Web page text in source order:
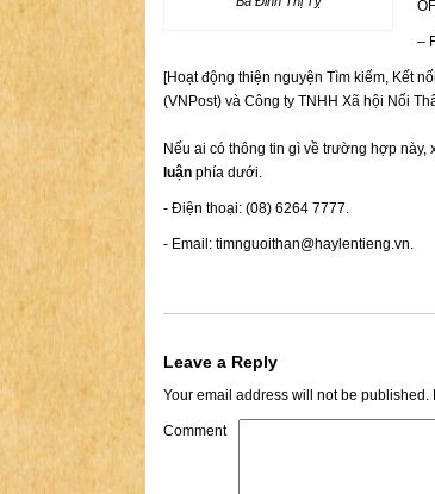
–
[Hoạt động thiện nguyện Tìm kiếm, Kết
(VNPost) và Công ty TNHH Xã hội Nối
Nếu ai có thông tin gì về trường hợp
luận phía dưới.
- Điện thoại: (08) 6264 7777.
- Email: timnguoithan@haylentieng.vn.
Leave a Reply
Your email address will not be published.
Comment